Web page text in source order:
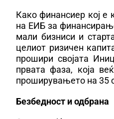
Како финансиер кој е
на ЕИБ за
мали бизниси и
целиот ризичен
прошири својата
првата фаза, која
проширувањето на 35
Безбедност и одбрана